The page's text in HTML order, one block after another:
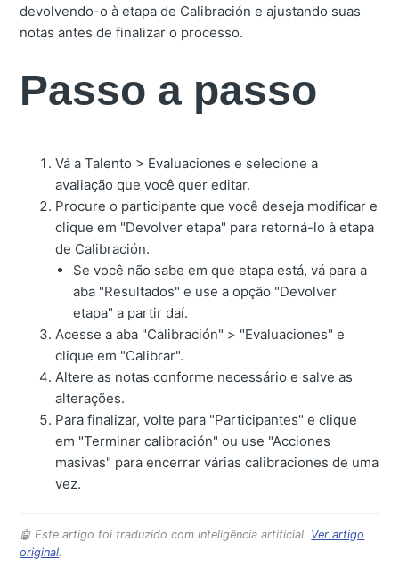
devolvendo-o à etapa de Calibración e ajustando suas
notas antes de finalizar o processo.
Passo a passo
Vá a Talento > Evaluaciones e selecione a
avaliação que você quer editar.
Procure o participante que você deseja modificar e
clique em "Devolver etapa" para retorná-lo à etapa
de Calibración.
Se você não sabe em que etapa está, vá para a
aba "Resultados" e use a opção "Devolver
etapa" a partir daí.
Acesse a aba "Calibración" > "Evaluaciones" e
clique em "Calibrar".
Altere as notas conforme necessário e salve as
alterações.
Para finalizar, volte para "Participantes" e clique
em "Terminar calibración" ou use "Acciones
masivas" para encerrar várias calibraciones de uma
vez.
🤖 Este artigo foi traduzido com inteligência artificial. Ver artigo
original.